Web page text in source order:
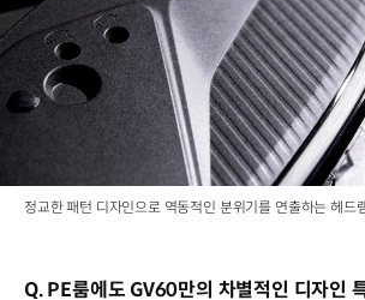
정교한 패턴 디자인으로 역동적인 분위기를 연출하는 헤드
Q. PE룸에도 GV60만의 차별적인 디자인